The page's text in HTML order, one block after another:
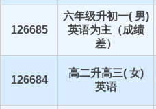
126685
六年级升初一( 男)
英语为主（成绩
差）
126684
高二升高三( 女)
英语